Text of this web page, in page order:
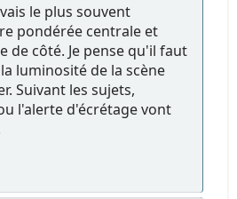
le plus souvent
pondérée centrale et
de côté. Je pense qu'il faut
luminosité de la scène
Suivant les sujets,
l'alerte d'écrétage vont